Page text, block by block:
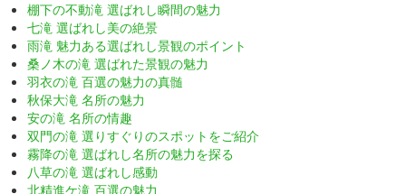
棚下の不動滝 選ばれし瞬間の魅力
七滝 選ばれし美の絶景
雨滝 魅力ある選ばれし景観のポイント
桑ノ木の滝 選ばれた景観の魅力
羽衣の滝 百選の魅力の真髄
秋保大滝 名所の魅力
安の滝 名所の情趣
双門の滝 選りすぐりのスポットをご紹介
霧降の滝 選ばれし名所の魅力を探る
八草の滝 選ばれし感動
北精進ケ滝 百選の魅力